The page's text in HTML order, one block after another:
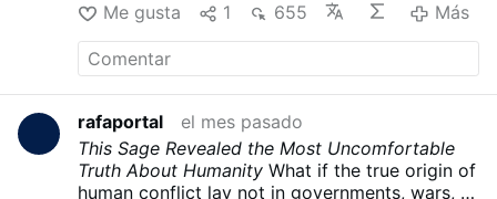
Me gusta 1 655 Más
rafaportal
el mes pasado
This Sage Revealed the Most Uncomfortable
Truth About Humanity What if the true origin of
human conflict lay not in governments, wars, or